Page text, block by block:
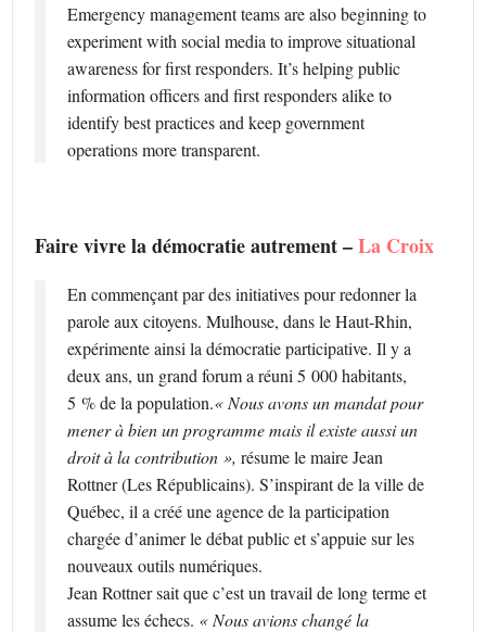
Emergency management teams are also beginning to
experiment with social media to improve situational
awareness for first responders. It’s helping public
information officers and first responders alike to
identify best practices and keep government
operations more transparent.
Faire vivre la démocratie autrement –La Croix
En commençant par des initiatives pour redonner la
parole aux citoyens. Mulhouse, dans le Haut-Rhin,
expérimente ainsi la démocratie participative. Il y a
deux ans, un grand forum a réuni 5 000 habitants,
5 % de la population.« Nous avons un mandat pour
mener à bien un programme mais il existe aussi un
droit à la contribution », résume le maire Jean
Rottner (Les Républicains). S’inspirant de la ville de
Québec, il a créé une agence de la participation
chargée d’animer le débat public et s’appuie sur les
nouveaux outils numériques.
Jean Rottner sait que c’est un travail de long terme et
assume les échecs. « Nous avions changé la